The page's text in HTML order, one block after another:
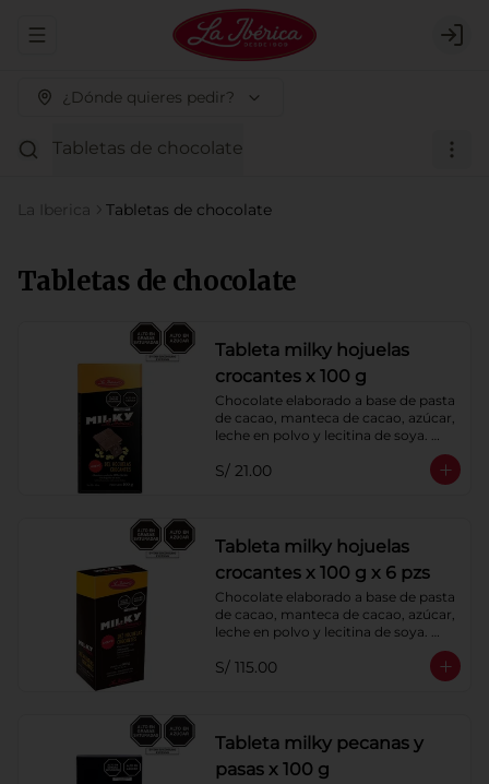
Abrir menu de navegación
¿Dónde quieres pedir?
Tabletas de chocolate
La Iberica Tabletas de chocolate
Tabletas de chocolate
Tableta milky hojuelas
crocantes x 100 g
Chocolate elaborado a base de pasta
de cacao, manteca de cacao, azúcar,
leche en polvo y lecitina de soya.
Porcentaje de Cacao: 40%
S/ 21.00
Tableta milky hojuelas
crocantes x 100 g x 6 pzs
Chocolate elaborado a base de pasta
de cacao, manteca de cacao, azúcar,
leche en polvo y lecitina de soya.
Porcentaje de Cacao: 40%
S/ 115.00
Tableta milky pecanas y
pasas x 100 g